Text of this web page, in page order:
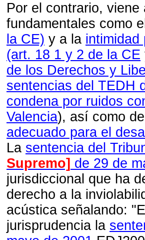
Por el contrario,
fundamentales como
la CE) y a la intimidad
(art. 18 1 y 2 de la CE
de los Derechos y
sentencias del TEDH
condena por ruidos
Valencia), así como
adecuado para el
La sentencia del
Supremo] de 29 de
jurisdiccional que ha
derecho a la
acústica señalando:
jurisprudencia la